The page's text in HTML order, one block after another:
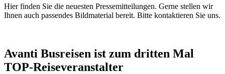
Hier finden Sie die neuesten Pressemitteilungen. Gerne stellen wir
Ihnen auch passendes Bildmaterial bereit. Bitte kontaktieren Sie uns.
Avanti Busreisen ist zum dritten Mal
TOP-Reiseveranstalter